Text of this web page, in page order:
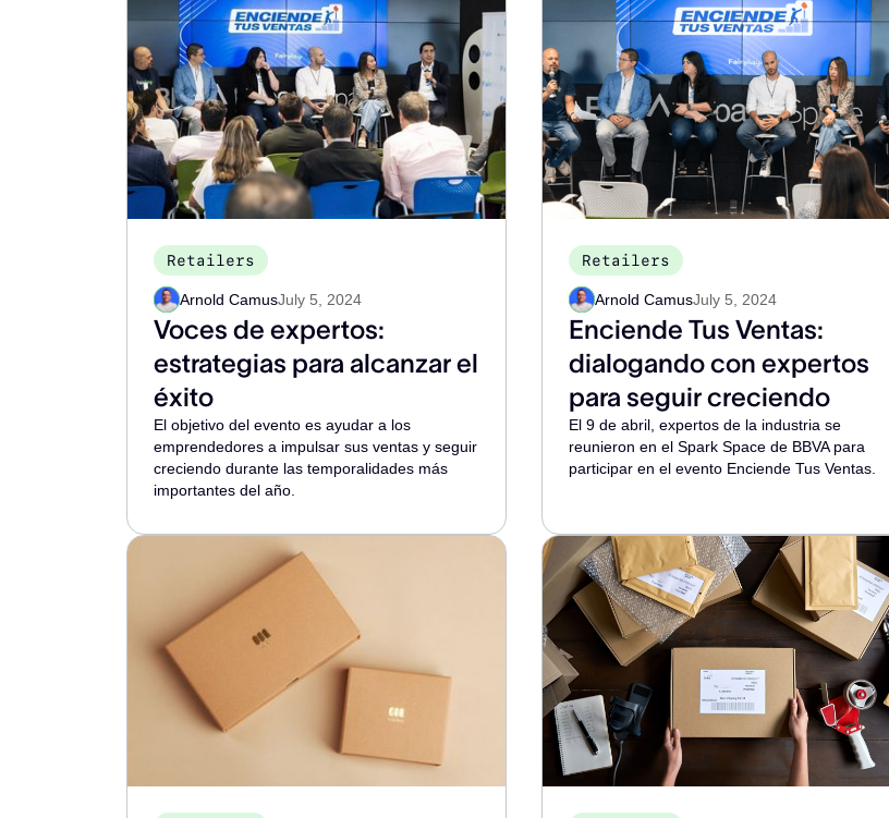
Retailers
Arnold CamusJuly 5, 2024
Voces de expertos:
estrategias para alcanzar el
éxito
El objetivo del evento es ayudar a los
emprendedores a impulsar sus ventas y seguir
creciendo durante las temporalidades más
importantes del año.
Retailers
Arnold CamusJuly 5, 2024
Enciende Tus Ventas:
dialogando con expertos
para seguir creciendo
El 9 de abril, expertos de la industria se
reunieron en el Spark Space de BBVA para
participar en el evento Enciende Tus Ventas.